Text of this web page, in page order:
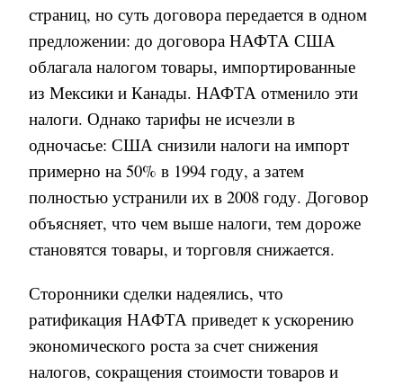
страниц, но суть договора передается в одном
предложении: до договора НАФТА США
облагала налогом товары, импортированные
из Мексики и Канады. НАФТА отменило эти
налоги. Однако тарифы не исчезли в
одночасье: США снизили налоги на импорт
примерно на 50% в 1994 году, а затем
полностью устранили их в 2008 году. Договор
объясняет, что чем выше налоги, тем дороже
становятся товары, и торговля снижается.
Сторонники сделки надеялись, что
ратификация НАФТА приведет к ускорению
экономического роста за счет снижения
налогов, сокращения стоимости товаров и